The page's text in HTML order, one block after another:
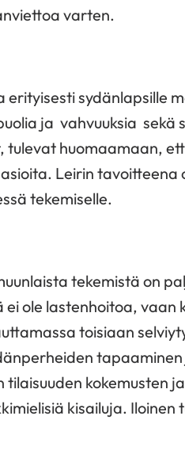
varten.
sydänlapsille
ja vahvuuksia sekä
tulevat huomaamaan,
Leirin
tekemiselle.
tekemistä on
ole lastenhoitoa, vaan
toisiaan
kokemusten
kisailuja.